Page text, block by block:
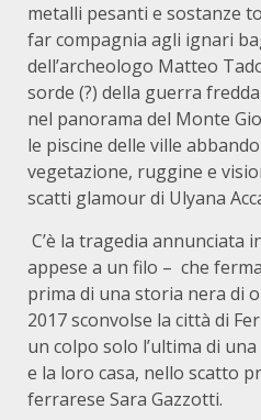
metalli pesanti e sostanze
far compagnia agli ignari
dell’archeologo Matteo
sorde (?) della guerra
nel panorama del Monte
le piscine delle ville
vegetazione, ruggine e
scatti glamour di Ulyana
C’è la tragedia annunciata
appese a un filo – che
prima di una storia nera di
2017 sconvolse la città di
un colpo solo l’ultima di
e la loro casa, nello scatto
ferrarese Sara Gazzotti.